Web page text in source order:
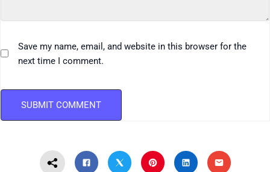
Save my name, email, and website in this browser for the
next time I comment.